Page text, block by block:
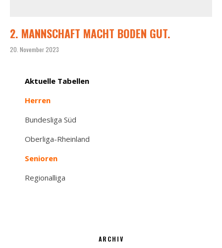
2. MANNSCHAFT MACHT BODEN GUT.
20. November 2023
Aktuelle Tabellen
Herren
Bundesliga Süd
Oberliga-Rheinland
Senioren
Regionalliga
ARCHIV